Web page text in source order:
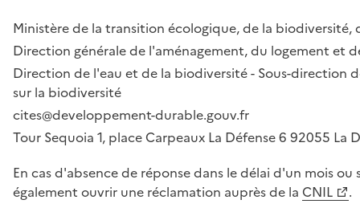
Ministère de la transition écologique, de la biodiversité,
Direction générale de l'aménagement, du logement et
Direction de l'eau et de la biodiversité - Sous-direction
sur la biodiversité
cites@developpement-durable.gouv.fr
Tour Sequoia 1, place Carpeaux La Défense 6 92055 La
En cas d'absence de réponse dans le délai d'un mois
également ouvrir une réclamation auprès de la CNIL .